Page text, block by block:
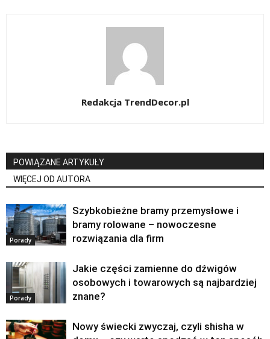
Redakcja TrendDecor.pl
POWIĄZANE ARTYKUŁY
WIĘCEJ OD AUTORA
Porady
Szybkobieżne bramy przemysłowe i
bramy rolowane – nowoczesne
rozwiązania dla firm
Porady
Jakie części zamienne do dźwigów
osobowych i towarowych są najbardziej
znane?
Nowy świecki zwyczaj, czyli shisha w